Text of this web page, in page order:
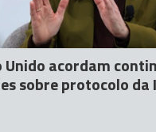
Unido acordam
sobre protocolo da